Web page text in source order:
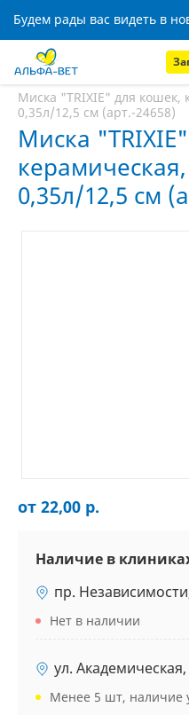
Главная
Миска "TRIXIE" для кошек,
0,35л/12,5 см (арт.-24658)
Миска
0,35л/12,5 см
от 22,00 р.
Наличие в
пр.
Нет в наличии
ул. Академическая,
Менее 5 шт, наличие